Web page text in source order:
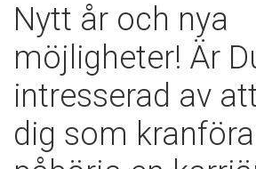
Nytt år och nya
möjligheter! Är
intresserad av
dig som